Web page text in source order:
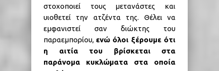
στοχοποιεί τους μετανάστες και
υιοθετεί την ατζέντα της. Θέλει να
εμφανιστεί σαν διώκτης του
παραεμπορίου, ενώ όλοι ξέρουμε ότι
η αιτία του βρίσκεται στα
παράνομα κυκλώματα στα οποία